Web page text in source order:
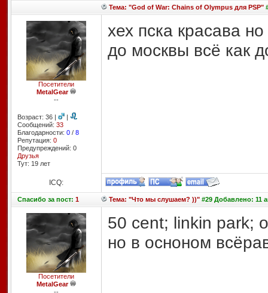
Тема: "God of War: Chains of Olympus для PSP"
Посетители
MetalGear
--
Возраст: 36 |
|
Сообщений: 33
Благодарности: 0/ 8
Репутация: 0
Предупреждений: 0
Друзья
Тут: 19 лет
хех пска красава
до москвы всё как
ICQ:
Спасибоза пост: 1 Тема: "Что мы слушаем? ))"#29 Добавлено: 11
Посетители
MetalGear
50 cent; linkin park;
но в осноном